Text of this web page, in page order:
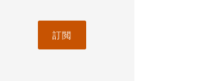
訂閲